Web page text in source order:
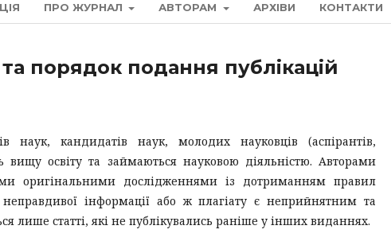
ПРО ЖУРНАЛ АВТОРАМ АРХІВИ КОНТАКТИ
порядок подання публікацій
наук, кандидатів наук, молодих науковців (аспірантів,
вищу освіту та займаються науковою діяльністю. Авторами
оригінальними дослідженнями із дотриманням правил
інформації або ж плагіату є неприйнятним та
лише статті, які не публікувались раніше у інших виданнях.